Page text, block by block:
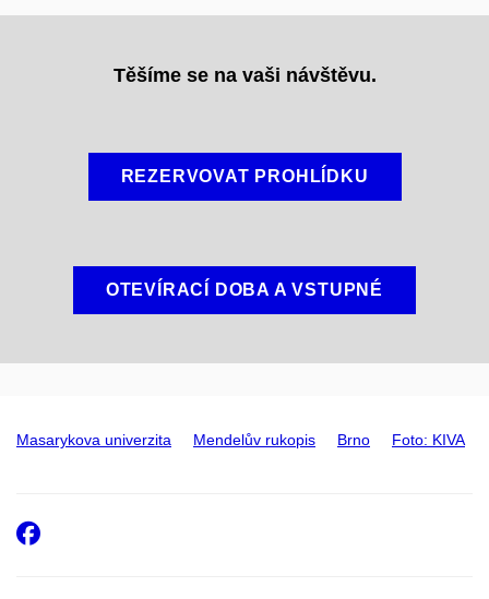
Těšíme se na vaši návštěvu.
REZERVOVAT PROHLÍDKU
OTEVÍRACÍ DOBA A VSTUPNÉ
Masarykova univerzita Mendelův rukopis Brno Foto: KIVA
Facebook